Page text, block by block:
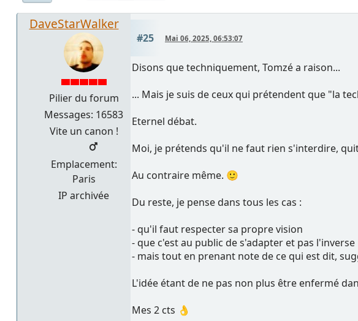
DaveStarWalker
Pilier du forum
Messages: 16583
Vite un canon !
Emplacement:
Paris
IP archivée
#25 Mai 06, 2025, 06:53:07
Disons que techniquement, Tomzé a raison...
... Mais je suis de ceux qui prétendent que "la
Eternel débat.
Moi, je prétends qu'il ne faut rien s'interdire,
Au contraire même. 🙂
Du reste, je pense dans tous les cas :
- qu'il faut respecter sa propre vision
- que c'est au public de s'adapter et pas l'inverse
- mais tout en prenant note de ce qui est dit,
L'idée étant de ne pas non plus être enfermé
Mes 2 cts 👌